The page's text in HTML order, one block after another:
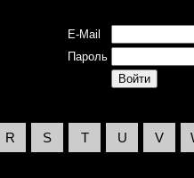
E-Mail
Пароль
R S T U V